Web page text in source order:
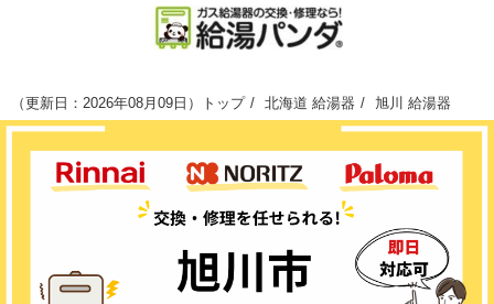
（更新日：2026年08月09日 ） トップ 北海道 給湯器 旭川 給湯器